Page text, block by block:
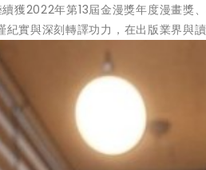
獲2022年第13屆金漫獎年度漫畫獎
紀實與深刻轉譯功力，在出版業界與讀